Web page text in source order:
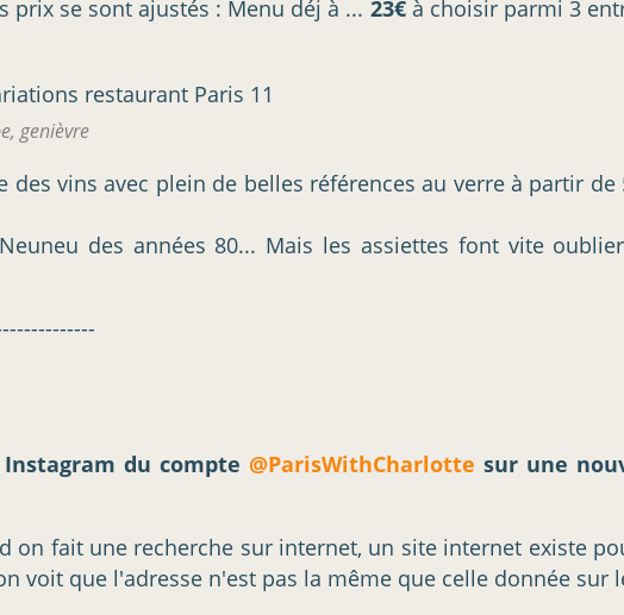
prix se sont ajustés : Menu déj à ... 23€à choisir parmi 3
genièvre
des vins avec plein de belles références au verre à partir
des années 80... Mais les assiettes font vite
du compte @ParisWithCharlotte sur une
fait une recherche sur internet, un site internet existe
voit que l'adresse n'est pas la même que celle donnée sur